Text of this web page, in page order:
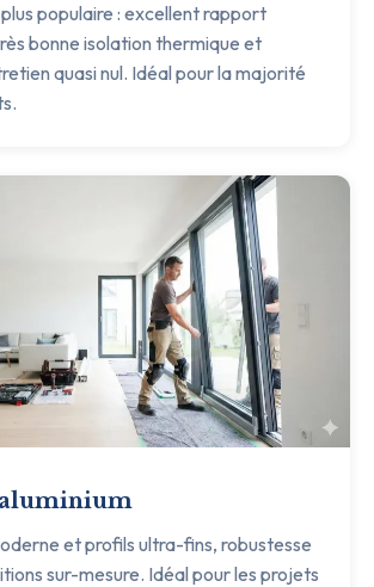
populaire : excellent rapport
bonne isolation thermique et
quasi nul. Idéal pour la majorité
aluminium
et profils ultra-fins, robustesse
sur-mesure. Idéal pour les projets